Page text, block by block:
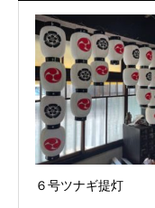
６号ツナギ提灯